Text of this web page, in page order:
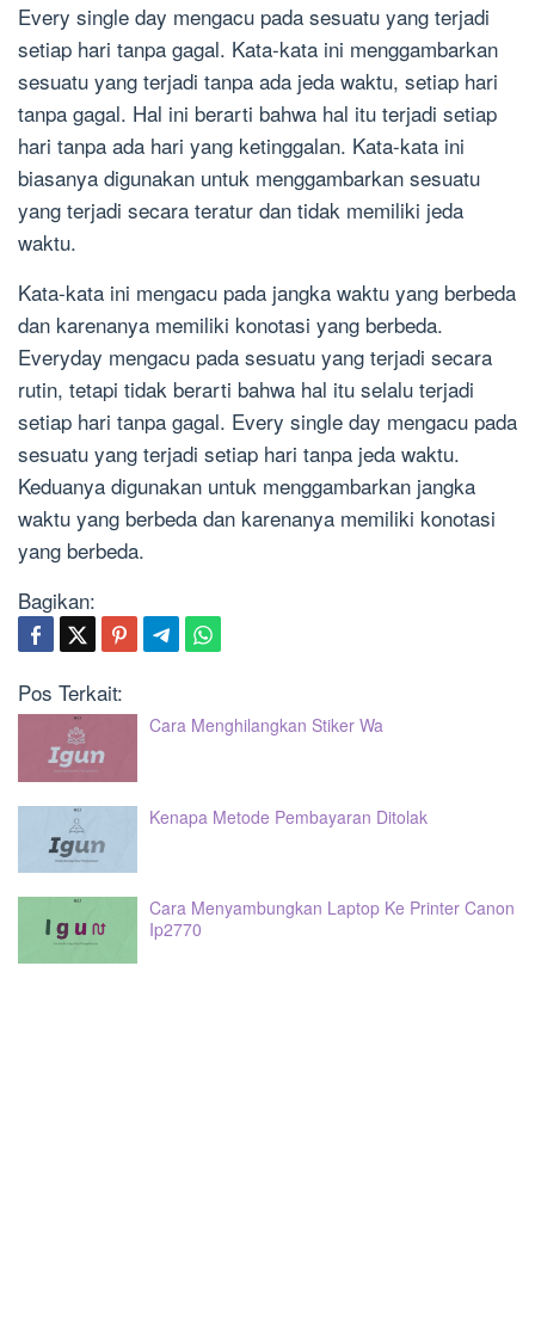
Every single day mengacu pada sesuatu yang terjadi
setiap hari tanpa gagal. Kata-kata ini menggambarkan
sesuatu yang terjadi tanpa ada jeda waktu, setiap hari
tanpa gagal. Hal ini berarti bahwa hal itu terjadi setiap
hari tanpa ada hari yang ketinggalan. Kata-kata ini
biasanya digunakan untuk menggambarkan sesuatu
yang terjadi secara teratur dan tidak memiliki jeda
waktu.
Kata-kata ini mengacu pada jangka waktu yang berbeda
dan karenanya memiliki konotasi yang berbeda.
Everyday mengacu pada sesuatu yang terjadi secara
rutin, tetapi tidak berarti bahwa hal itu selalu terjadi
setiap hari tanpa gagal. Every single day mengacu pada
sesuatu yang terjadi setiap hari tanpa jeda waktu.
Keduanya digunakan untuk menggambarkan jangka
waktu yang berbeda dan karenanya memiliki konotasi
yang berbeda.
Bagikan:
Pos Terkait:
Cara Menghilangkan Stiker Wa
Kenapa Metode Pembayaran Ditolak
Cara Menyambungkan Laptop Ke Printer Canon
Ip2770